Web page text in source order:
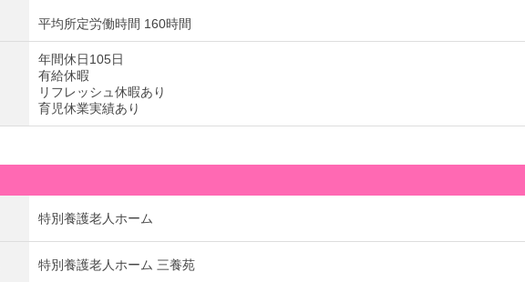
平均所定労働時間 160時間
年間休日105日
有給休暇
リフレッシュ休暇あり
育児休業実績あり
特別養護老人ホーム
特別養護老人ホーム 三養苑